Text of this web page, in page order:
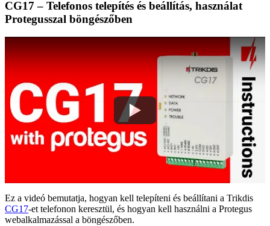
CG17 – Telefonos telepítés és beállítás, használat
Protegusszal böngészőben
Ez a videó bemutatja, hogyan kell telepíteni és beállítani a Trikdis
CG17-et telefonon keresztül, és hogyan kell használni a Protegus
webalkalmazással a böngészőben.